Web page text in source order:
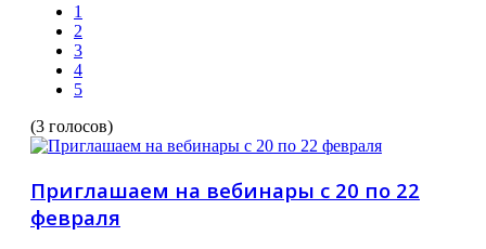
1
2
3
4
5
(3 голосов)
Приглашаем на вебинары с 20 по 22
февраля